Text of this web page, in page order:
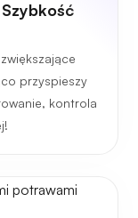
przyspieszy
kontrola